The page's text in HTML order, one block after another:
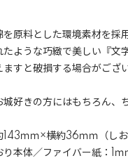
原料とした環境素材を採
たような巧緻で美しい『文
すと破損する場合がござ
好きの方にはもちろん、
143ｍｍ×横約36ｍｍ（しお
本体／ファイバー紙：1